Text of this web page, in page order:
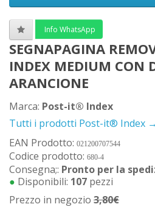
Info WhatsApp
SEGNAPAGINA
INDEX MEDIUM CON
ARANCIONE
Marca: Post-it® Index
Tutti i prodotti Post-it® Index →
EAN Prodotto: 021200707544
Codice prodotto: 680-4
Consegna;: Pronto per la
● Disponibili: 107 pezzi
Prezzo in negozio 3,80€